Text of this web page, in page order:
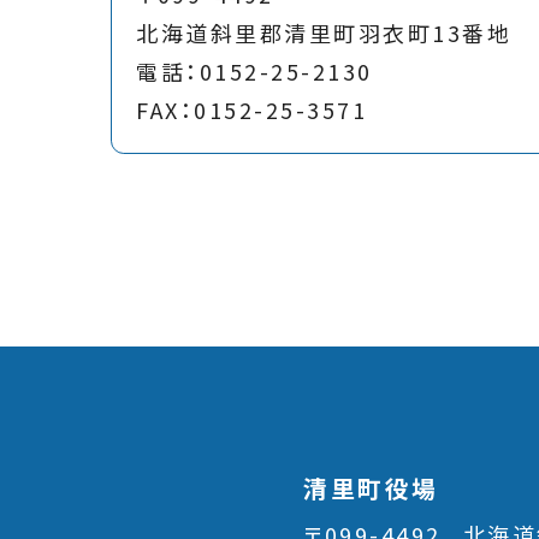
北海道斜里郡清里町羽衣町13番地
電話：0152-25-2130
FAX：0152-25-3571
清里町役場